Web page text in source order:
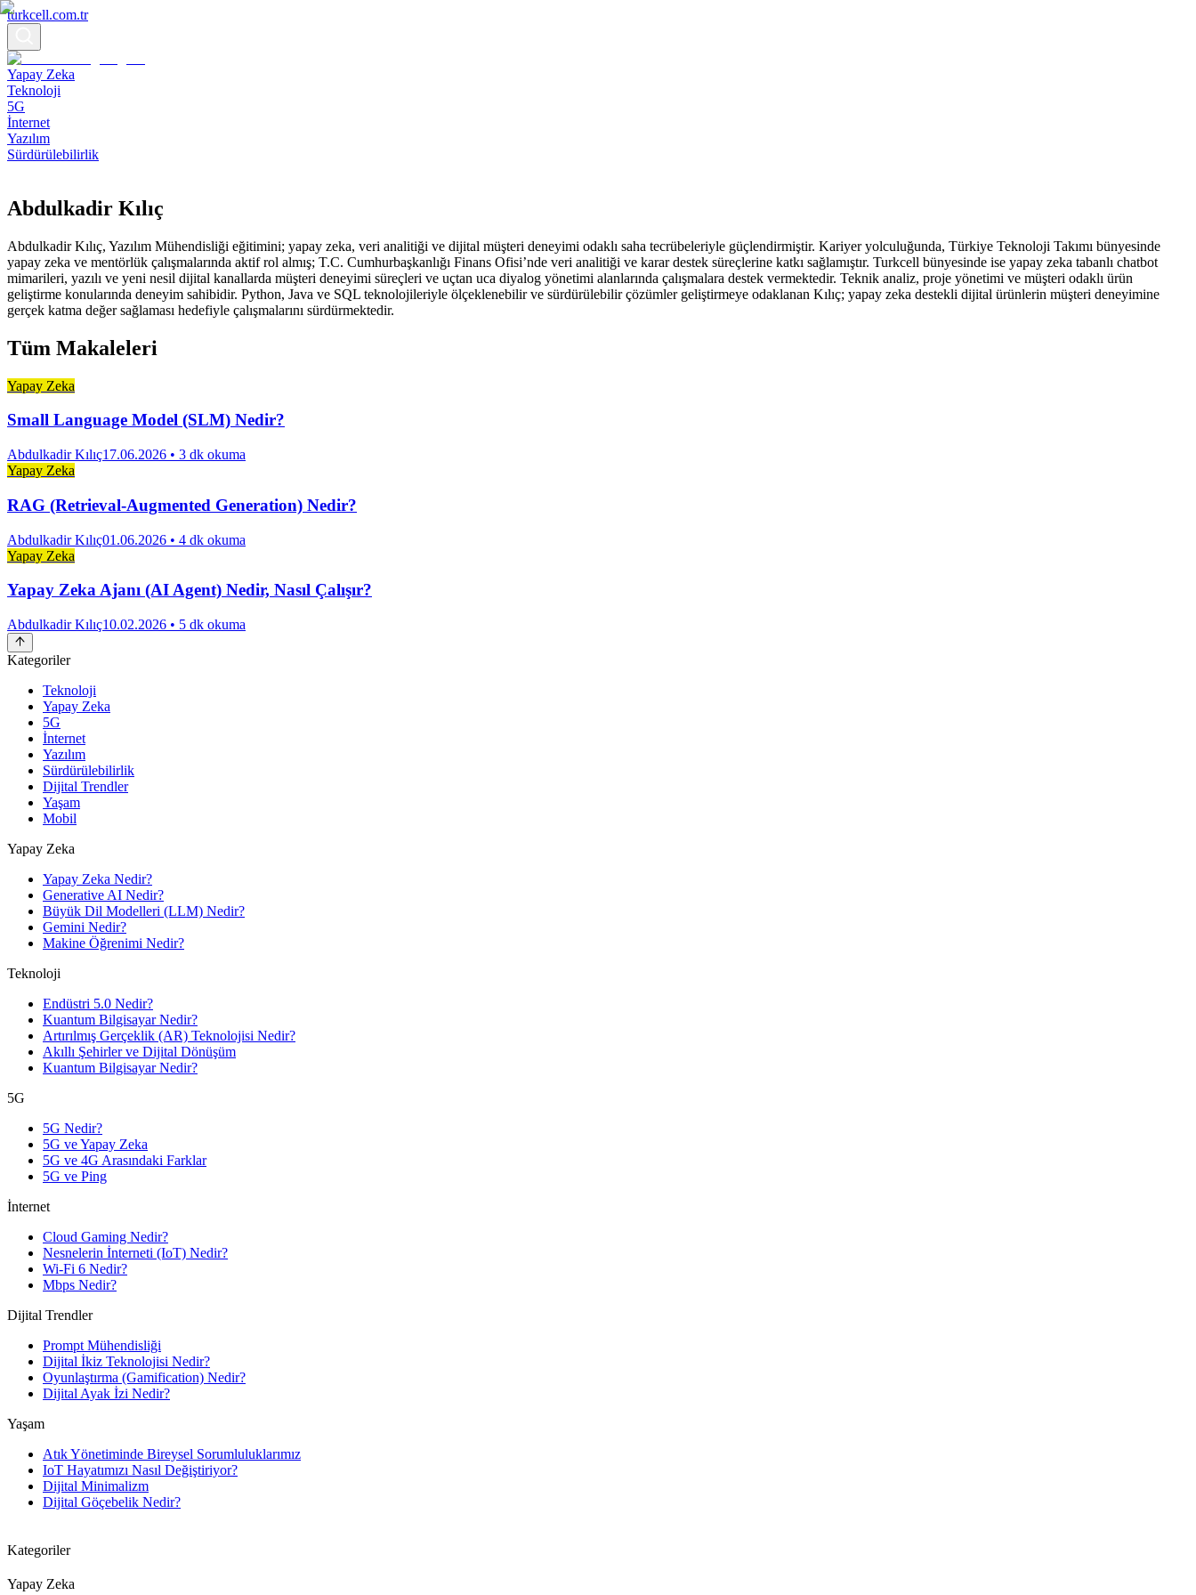
turkcell.com.tr
Yapay Zeka
Teknoloji
5G
İnternet
Yazılım
Sürdürülebilirlik
Abdulkadir Kılıç
Abdulkadir Kılıç, Yazılım Mühendisliği eğitimini; yapay zeka, veri analitiği ve dijital müşteri deneyimi odaklı saha tecrübeleriyle güçlendirmiştir. Kariyer yolculuğunda, Türkiye Teknoloji Takımı bünyesinde
yapay zeka ve mentörlük çalışmalarında aktif rol almış; T.C. Cumhurbaşkanlığı Finans Ofisi’nde veri analitiği ve karar destek süreçlerine katkı sağlamıştır. Turkcell bünyesinde ise yapay zeka tabanlı chatbot
mimarileri, yazılı ve yeni nesil dijital kanallarda müşteri deneyimi süreçleri ve uçtan uca diyalog yönetimi alanlarında çalışmalara destek vermektedir. Teknik analiz, proje yönetimi ve müşteri odaklı ürün
geliştirme konularında deneyim sahibidir. Python, Java ve SQL teknolojileriyle ölçeklenebilir ve sürdürülebilir çözümler geliştirmeye odaklanan Kılıç; yapay zeka destekli dijital ürünlerin müşteri deneyimine
gerçek katma değer sağlaması hedefiyle çalışmalarını sürdürmektedir.​
Tüm Makaleleri
Yapay Zeka
Small Language Model (SLM) Nedir?
Abdulkadir Kılıç17.06.2026 • 3 dk okuma
Yapay Zeka
RAG (Retrieval-Augmented Generation) Nedir?
Abdulkadir Kılıç01.06.2026 • 4 dk okuma
Yapay Zeka
Yapay Zeka Ajanı (AI Agent) Nedir, Nasıl Çalışır?
Abdulkadir Kılıç10.02.2026 • 5 dk okuma
Kategoriler
Teknoloji
Yapay Zeka
5G
İnternet
Yazılım
Sürdürülebilirlik
Dijital Trendler
Yaşam
Mobil
Yapay Zeka
Yapay Zeka Nedir?
Generative AI Nedir?
Büyük Dil Modelleri (LLM) Nedir?
Gemini Nedir?
Makine Öğrenimi Nedir?
Teknoloji
Endüstri 5.0 Nedir?
Kuantum Bilgisayar Nedir?
Artırılmış Gerçeklik (AR) Teknolojisi Nedir?
Akıllı Şehirler ve Dijital Dönüşüm
Kuantum Bilgisayar Nedir?
5G
5G Nedir?
5G ve Yapay Zeka
5G ve 4G Arasındaki Farklar
5G ve Ping
İnternet
Cloud Gaming Nedir?
Nesnelerin İnterneti (IoT) Nedir?
Wi-Fi 6 Nedir?
Mbps Nedir?
Dijital Trendler
Prompt Mühendisliği
Dijital İkiz Teknolojisi Nedir?
Oyunlaştırma (Gamification) Nedir?
Dijital Ayak İzi Nedir?
Yaşam
Atık Yönetiminde Bireysel Sorumluluklarımız
IoT Hayatımızı Nasıl Değiştiriyor?
Dijital Minimalizm
Dijital Göçebelik Nedir?
Kategoriler
Yapay Zeka